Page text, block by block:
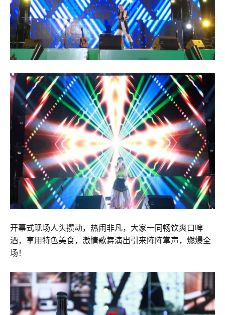
开幕式现场人头攒动，热闹非凡，大家一同畅饮爽口啤
酒，享用特色美食，激情歌舞演出引来阵阵掌声，燃爆全
场！